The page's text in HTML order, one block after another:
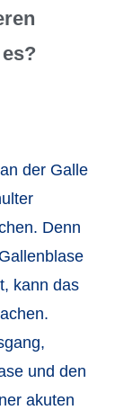
der Galle
Denn
kann das
und den
akuten